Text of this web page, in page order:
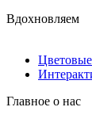
Вдохновляем
Главное о нас